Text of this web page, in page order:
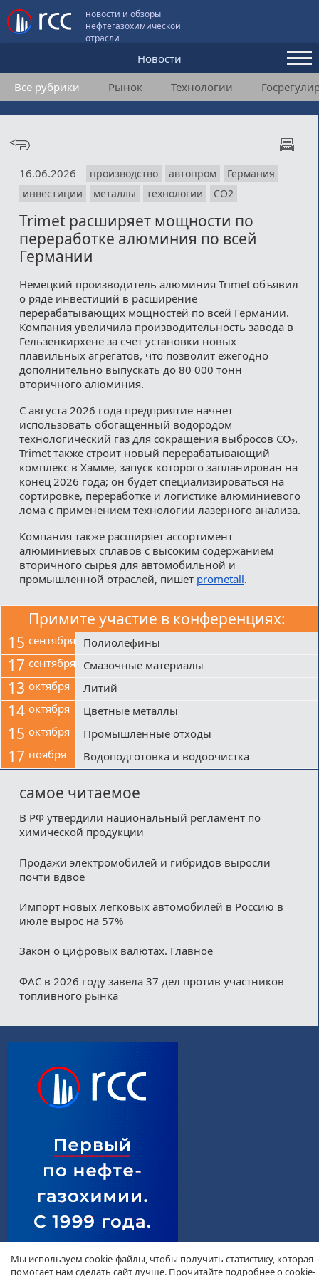
новости и обзоры
нефтегазохимической
отрасли
Новости
Аналитика и мнения
Конференции
Подписка
Пользовательское соглашение
Контакты
Все рубрики Рынок Технологии
16.06.2026 производство автопром
Германия
инвестиции
металлы технологии СО2
Trimet расширяет мощности по
переработке алюминия по всей
Германии
Немецкий производитель алюминия Trimet объявил
о ряде инвестиций в расширение
перерабатывающих мощностей по всей Германии.
Компания увеличила производительность завода в
Гельзенкирхене за счет установки новых
плавильных агрегатов, что позволит ежегодно
дополнительно выпускать до 80 000 тонн
вторичного алюминия.
С августа 2026 года предприятие начнет
использовать обогащенный водородом
технологический газ для сокращения выбросов CO₂.
Trimet также строит новый перерабатывающий
комплекс в Хамме, запуск которого запланирован на
конец 2026 года; он будет специализироваться на
сортировке, переработке и логистике алюминиевого
лома с применением технологии лазерного анализа.
Компания также расширяет ассортимент
алюминиевых сплавов с высоким содержанием
вторичного сырья для автомобильной и
промышленной отраслей, пишет prometall.
Примите участие в конференциях:
15 сентября Полиолефины
17 сентября Смазочные материалы
13 октября Литий
14 октября Цветные металлы
15 октября Промышленные отходы
17 ноября Водоподготовка и водоочистка
самое читаемое
В РФ утвердили национальный регламент по
химической продукции
Продажи электромобилей и гибридов выросли
почти вдвое
Импорт новых легковых автомобилей в Россию в
июле вырос на 57%
Закон о цифровых валютах. Главное
ФАС в 2026 году завела 37 дел против участников
топливного рынка
Мы используем cookie-файлы, чтобы получить статистику, которая
помогает нам сделать сайт лучше. Прочитайте подробнее о cookie-